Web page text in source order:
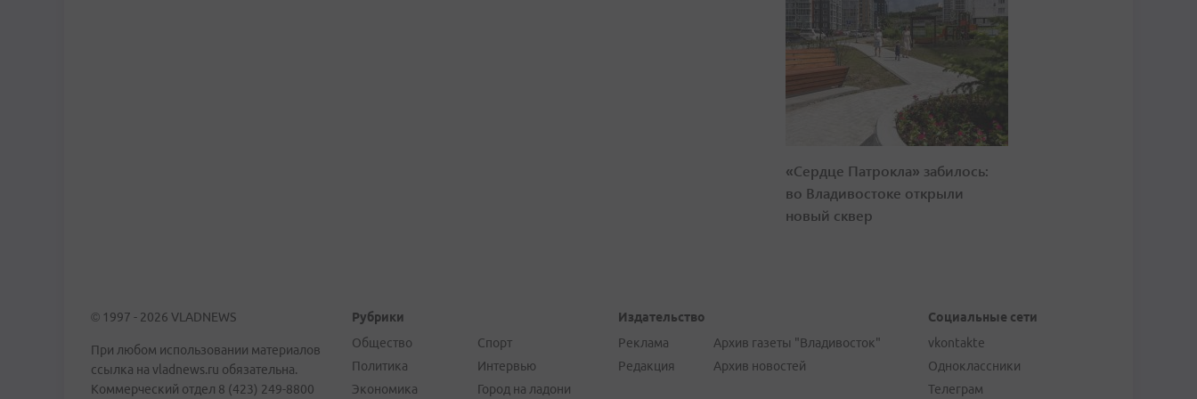
«Сердце Патрокла» забилось:
во Владивостоке открыли
новый сквер
© 1997 - 2026 VLADNEWS
При любом использовании материалов
ссылка на vladnews.ru обязательна.
Коммерческий отдел 8 (423) 249-8800
Рубрики
Общество
Политика
Экономика
Спорт
Интервью
Город на ладони
Издательство
Реклама
Редакция
Архив газеты "Владивосток"
Архив новостей
Социальные сети
vkontakte
Одноклассники
Телеграм